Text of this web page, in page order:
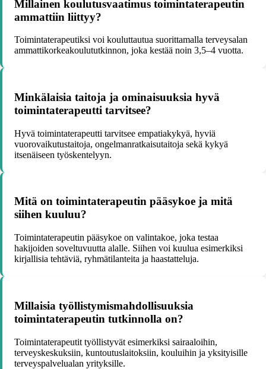
Millainen koulutusvaatimus toimintaterapeutin
ammattiin liittyy?
Toimintaterapeutiksi voi kouluttautua suorittamalla terveysalan
ammattikorkeakoulututkinnon, joka kestää noin 3,5–4 vuotta.
Minkälaisia taitoja ja ominaisuuksia hyvä
toimintaterapeutti tarvitsee?
Hyvä toimintaterapeutti tarvitsee empatiakykyä, hyviä
vuorovaikutustaitoja, ongelmanratkaisutaitoja sekä kykyä
itsenäiseen työskentelyyn.
Mitä on toimintaterapeutin pääsykoe ja mitä
siihen kuuluu?
Toimintaterapeutin pääsykoe on valintakoe, joka testaa
hakijoiden soveltuvuutta alalle. Siihen voi kuulua esimerkiksi
kirjallisia tehtäviä, ryhmätilanteita ja haastatteluja.
Millaisia työllistymismahdollisuuksia
toimintaterapeutin tutkinnolla on?
Toimintaterapeutit työllistyvät esimerkiksi sairaaloihin,
terveyskeskuksiin, kuntoutuslaitoksiin, kouluihin ja yksityisille
terveyspalvelualan yrityksille.